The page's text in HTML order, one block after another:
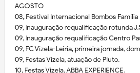
AGOSTO
08, Festival Internacional Bombos Família
09, Inauguração requalificação rotunda
09, Inauguração requalificação Centro
09, FC Vizela-Leiria, primeira jornada,
09, Festas Vizela, atuação de Pluto.
10, Festas Vizela, ABBA EXPERIENCE.